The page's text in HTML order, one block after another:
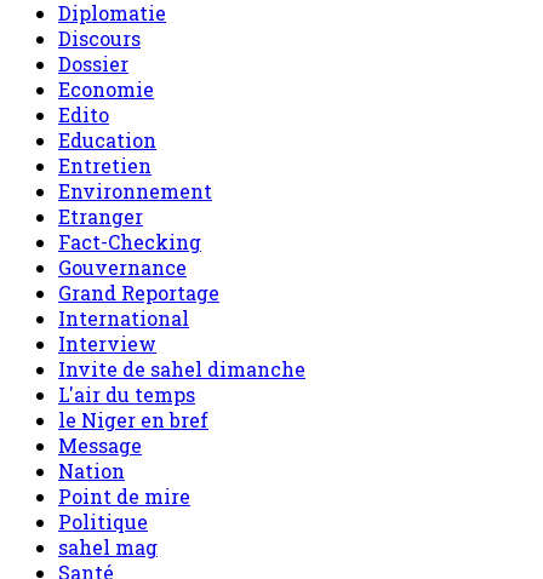
Diplomatie
Discours
Dossier
Economie
Edito
Education
Entretien
Environnement
Etranger
Fact-Checking
Gouvernance
Grand Reportage
International
Interview
Invite de sahel dimanche
L'air du temps
le Niger en bref
Message
Nation
Point de mire
Politique
sahel mag
Santé